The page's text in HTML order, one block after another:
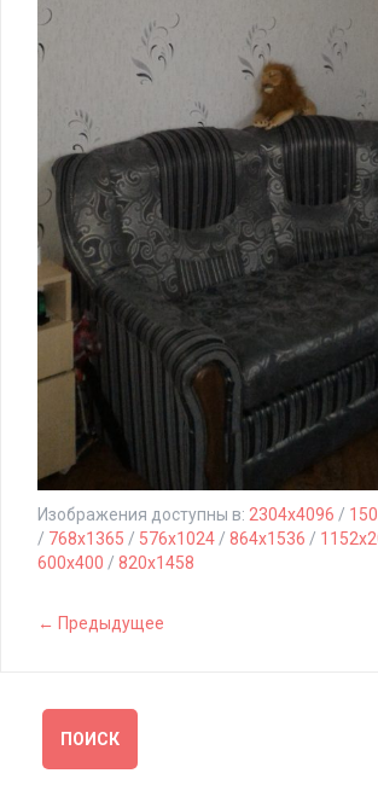
Изображения доступны в: 2304x4096 /
/ 768x1365 / 576x1024/ 864x1536 /
600x400 / 820x1458
← Предыдущее